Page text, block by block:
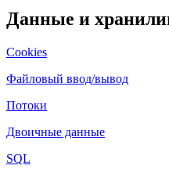
Данные и
Cookies
Файловый ввод/вывод
Потоки
Двоичные данные
SQL